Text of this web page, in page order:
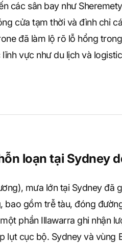
các sân bay như
cửa tạm thời và đình chỉ
đã làm lộ rõ lỗ hổng
vực như du lịch và
loạn tại Sydney
mưa lớn tại Sydney đã
bao gồm trễ tàu, đóng
phần Illawarra ghi nhận
lụt cục bộ. Sydney và vùng